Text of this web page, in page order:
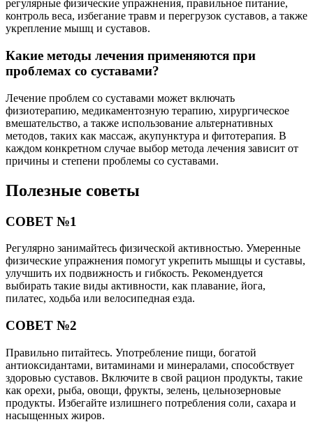
регулярные физические упражнения, правильное питание,
контроль веса, избегание травм и перегрузок суставов, а также
укрепление мышц и суставов.
Какие методы лечения применяются при
проблемах со суставами?
Лечение проблем со суставами может включать
физиотерапию, медикаментозную терапию, хирургическое
вмешательство, а также использование альтернативных
методов, таких как массаж, акупунктура и фитотерапия. В
каждом конкретном случае выбор метода лечения зависит от
причины и степени проблемы со суставами.
Полезные советы
СОВЕТ №1
Регулярно занимайтесь физической активностью. Умеренные
физические упражнения помогут укрепить мышцы и суставы,
улучшить их подвижность и гибкость. Рекомендуется
выбирать такие виды активности, как плавание, йога,
пилатес, ходьба или велосипедная езда.
СОВЕТ №2
Правильно питайтесь. Употребление пищи, богатой
антиоксидантами, витаминами и минералами, способствует
здоровью суставов. Включите в свой рацион продукты, такие
как орехи, рыба, овощи, фрукты, зелень, цельнозерновые
продукты. Избегайте излишнего потребления соли, сахара и
насыщенных жиров.